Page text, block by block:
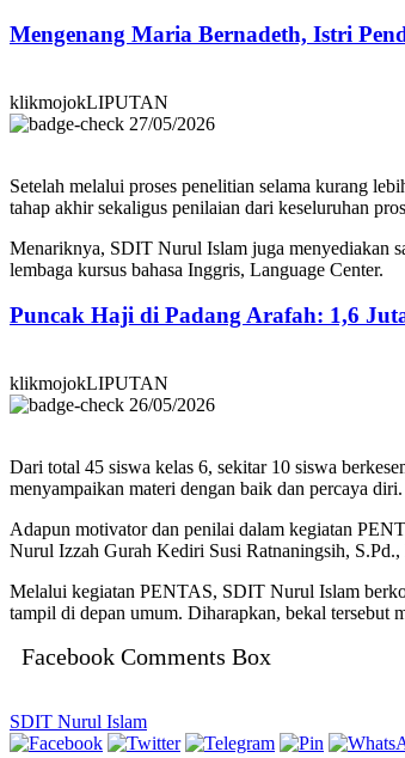
Mengenang Maria Bernadeth, Istri
klikmojokLIPUTAN
27/05/2026
Setelah melalui proses penelitian selama kurang
tahap akhir sekaligus penilaian dari keseluruhan
Menariknya, SDIT Nurul Islam juga menyediakan
lembaga kursus bahasa Inggris, Language Center.
Puncak Haji di Padang Arafah: 1,6
klikmojokLIPUTAN
26/05/2026
Dari total 45 siswa kelas 6, sekitar 10 siswa
menyampaikan materi dengan baik dan percaya diri.
Adapun motivator dan penilai dalam kegiatan
Nurul Izzah Gurah Kediri Susi Ratnaningsih,
Melalui kegiatan PENTAS, SDIT Nurul Islam
tampil di depan umum. Diharapkan, bekal tersebut
Facebook Comments Box
SDIT Nurul Islam